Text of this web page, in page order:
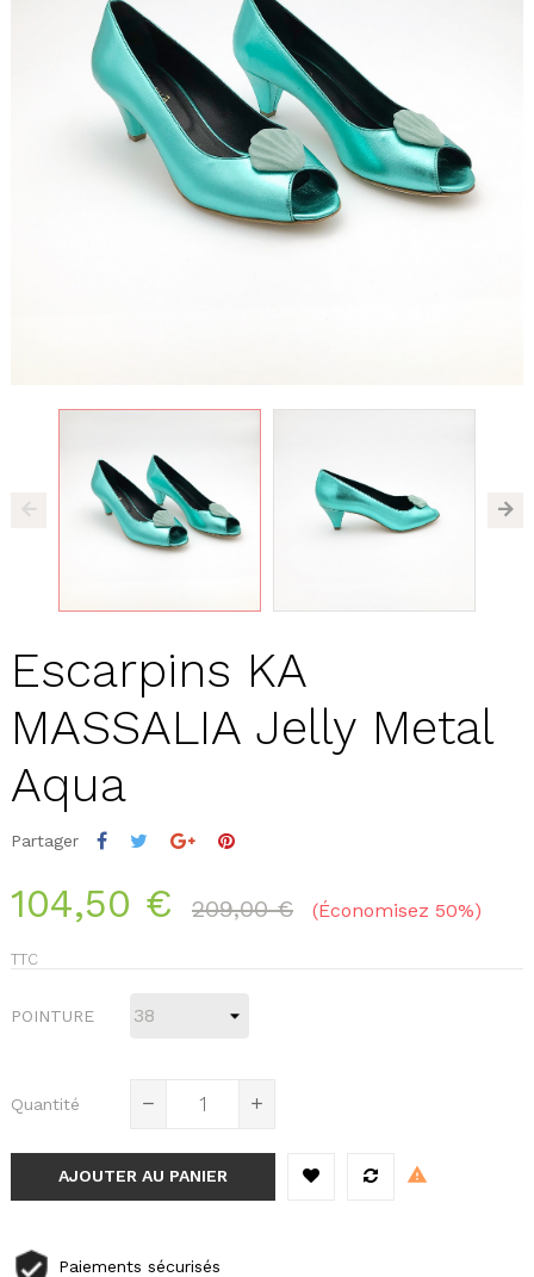
Escarpins KA
MASSALIA Jelly Metal
Aqua
Partager
104,50 € 209,00 € Économisez 50%
TTC
POINTURE
Quantité
AJOUTER AU PANIER
Paiements sécurisés